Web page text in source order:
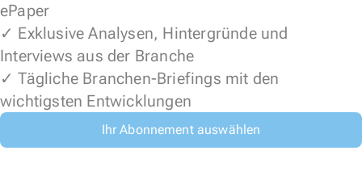
ePaper
✓ Exklusive Analysen, Hintergründe und
Interviews aus der Branche
✓ Tägliche Branchen-Briefings mit den
wichtigsten Entwicklungen
Ihr Abonnement auswählen